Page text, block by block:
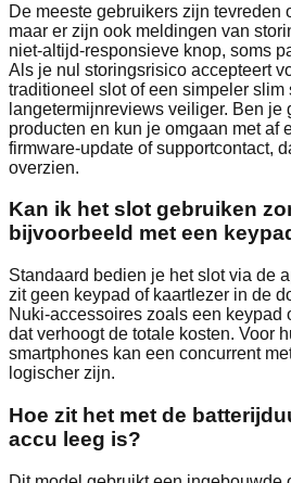
De meeste gebruikers zijn tevreden
maar er zijn ook meldingen van
niet‑altijd‑responsieve knop, soms
Als je nul storingsrisico accepteert
traditioneel slot of een simpeler slim
langetermijnreviews veiliger. Ben je
producten en kun je omgaan met af
firmware‑update of supportcontact,
overzien.
Kan ik het slot gebruiken
bijvoorbeeld met een
Standaard bedien je het slot via de
zit geen keypad of kaartlezer in de
Nuki‑accessoires zoals een keypad
dat verhoogt de totale kosten. Voor
smartphones kan een concurrent
logischer zijn.
Hoe zit het met de
accu leeg is?